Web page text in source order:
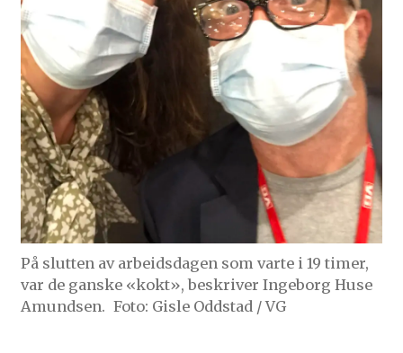
På slutten av arbeidsdagen som varte i 19 timer,
var de ganske «kokt», beskriver Ingeborg Huse
Amundsen. Foto: Gisle Oddstad / VG